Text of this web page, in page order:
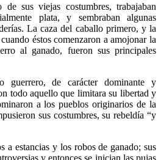
sus viejas costumbres, trabajaban
plata, y sembraban algunas
La caza del caballo primero, y la
éstos comenzaron a amojonar la
al ganado, fueron sus principales
guerrero, de carácter dominante y
todo aquello que limitara su libertad y
a los pueblos originarios de la
sus costumbres, su rebeldía “y
a estancias y los robos de ganado; sus
y entonces se inician las pujas